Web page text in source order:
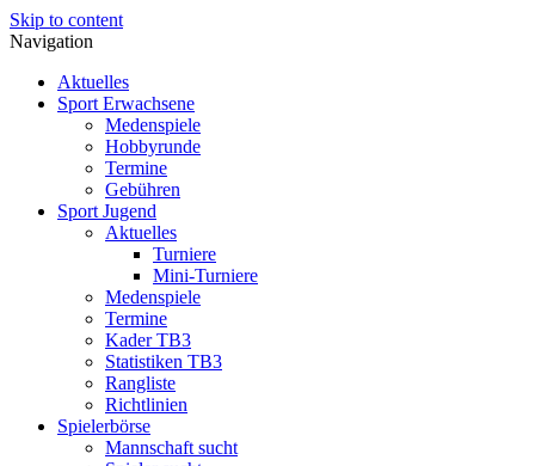
Skip to content
Navigation
Aktuelles
Sport Erwachsene
Medenspiele
Hobbyrunde
Termine
Gebühren
Sport Jugend
Aktuelles
Turniere
Mini-Turniere
Medenspiele
Termine
Kader TB3
Statistiken TB3
Rangliste
Richtlinien
Spielerbörse
Mannschaft sucht